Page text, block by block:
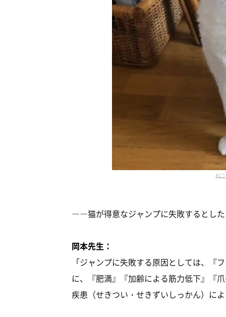
ね
――猫が得意なジャンプに失敗するとし
岡本先生：
「ジャンプに失敗する原因としては、『
に、『肥満』『加齢による筋力低下』『
疾患（せきつい・せきずいしっかん）に